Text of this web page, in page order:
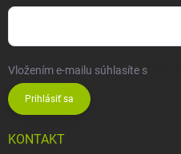
Vložením e-mailu súhlasíte s
Prihlásiť sa
KONTAKT